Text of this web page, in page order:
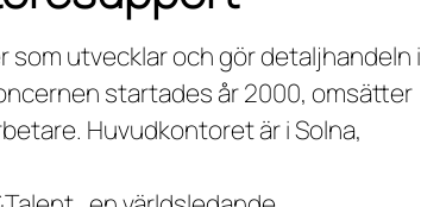
utvecklar och gör detaljhandeln i
startades år 2000, omsätter
Huvudkontoret är i Solna,